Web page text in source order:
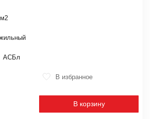
АСБл
В избранное
В корзину